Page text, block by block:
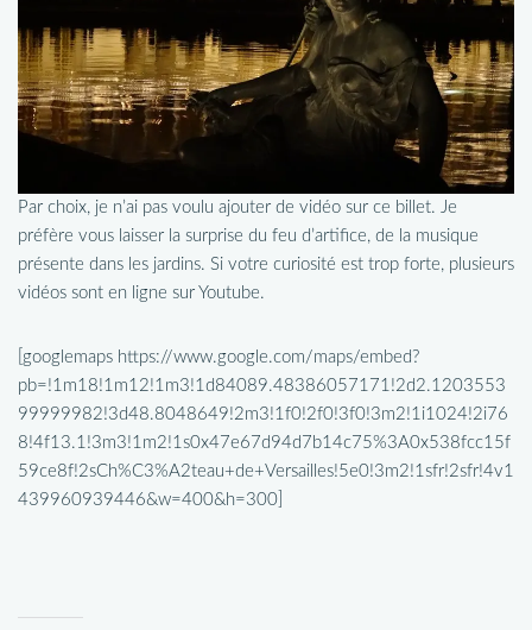
Par choix, je n’ai pas voulu ajouter de vidéo sur ce billet. Je
préfère vous laisser la surprise du feu d’artifice, de la musique
présente dans les jardins. Si votre curiosité est trop forte, plusieurs
vidéos sont en ligne sur Youtube.
[googlemaps https://www.google.com/maps/embed?
pb=!1m18!1m12!1m3!1d84089.48386057171!2d2.1203553
99999982!3d48.8048649!2m3!1f0!2f0!3f0!3m2!1i1024!2i76
8!4f13.1!3m3!1m2!1s0x47e67d94d7b14c75%3A0x538fcc15f
59ce8f!2sCh%C3%A2teau+de+Versailles!5e0!3m2!1sfr!2sfr!4v1
439960939446&w=400&h=300]